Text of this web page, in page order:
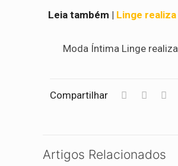
Leia também | Linge
Moda Íntima Linge
Compartilhar
Artigos Relacionados